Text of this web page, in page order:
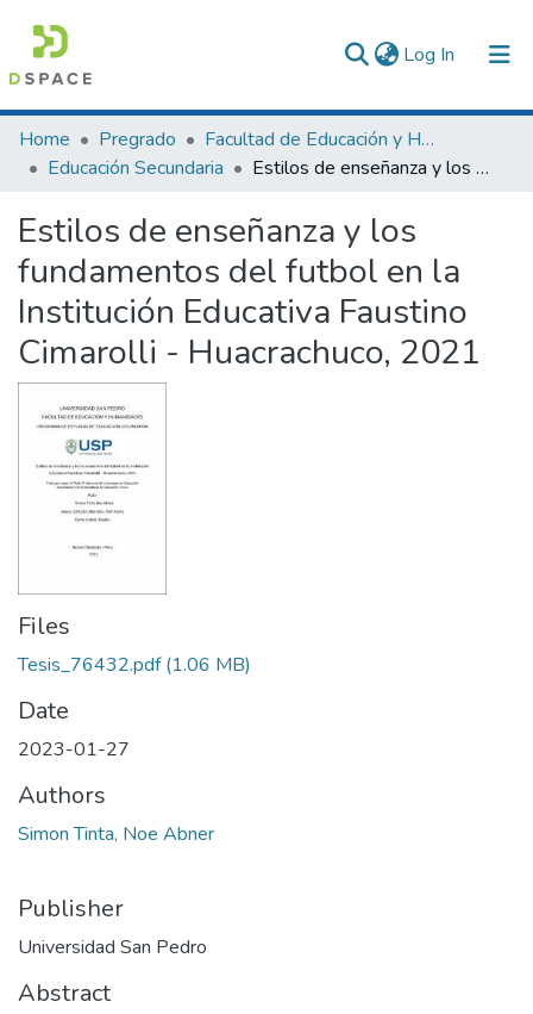
Log In (current)
Communities & Collections
All of DSpace
Statistics
Home Pregrado
Facultad de Educación y Humanidades
Educación Secundaria
Estilos de enseñanza y los fundamentos del futbol en la Institución Educativa Faustino Cimarolli - Huacrachuco, 2021
Estilos de enseñanza y los
fundamentos del futbol en la
Institución Educativa Faustino
Cimarolli - Huacrachuco, 2021
Files
Tesis_76432.pdf(1.06 MB)
Date
2023-01-27
Authors
Simon Tinta, Noe Abner
Publisher
Universidad San Pedro
Abstract